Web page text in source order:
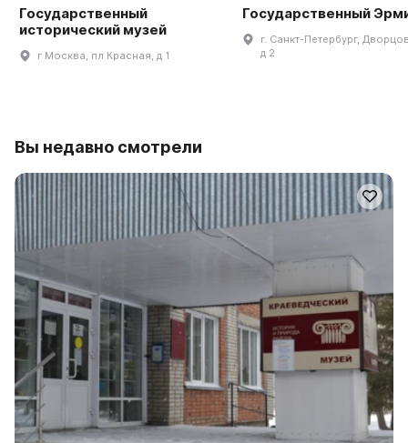
Государственный
исторический музей
г Москва, пл Красная, д 1
Государственный
г. Санкт-Петербург,
д 2
Вы недавно смотрели